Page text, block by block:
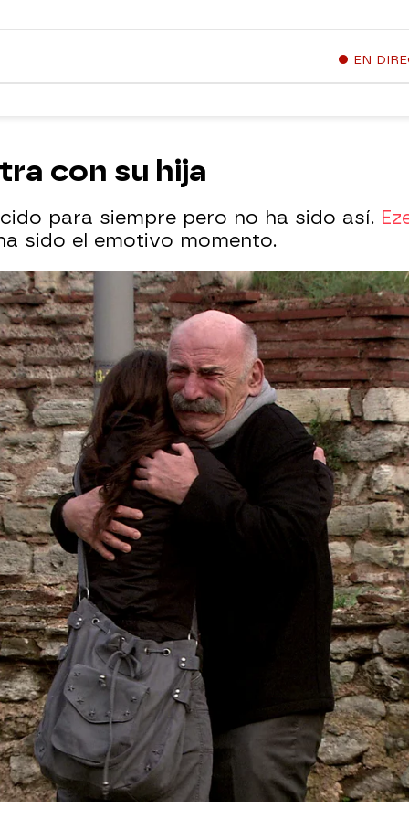
EN
con su hija
para siempre pero no ha sido así.
sido el emotivo momento.
Facebook
ramiz Mejores Momentos novela